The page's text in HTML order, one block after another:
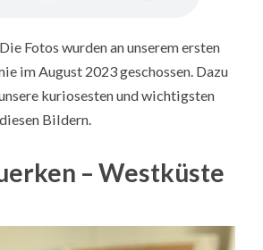
Fotos wurden an unserem ersten
im August 2023 geschossen. Dazu
kuriosesten und wichtigsten
Bildern.
– Westküste